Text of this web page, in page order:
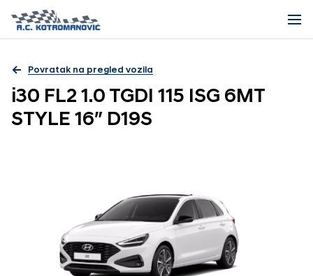
Povratak na pregled vozila
i30 FL2 1.0 TGDI 115 ISG 6MT
STYLE 16″ D19S